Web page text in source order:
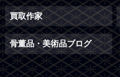
買取作家
骨董品・美術品ブログ